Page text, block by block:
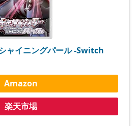
ャイニングパール -Switch
Amazon
楽天市場